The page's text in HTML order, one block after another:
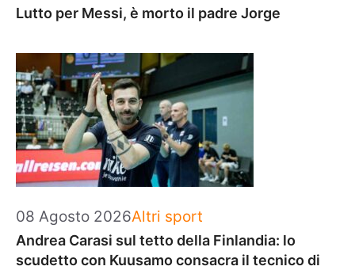
Lutto per Messi, è morto il padre Jorge
08 Agosto 2026Categorie
Altri sport
Andrea Carasi sul tetto della Finlandia: lo
scudetto con Kuusamo consacra il tecnico di